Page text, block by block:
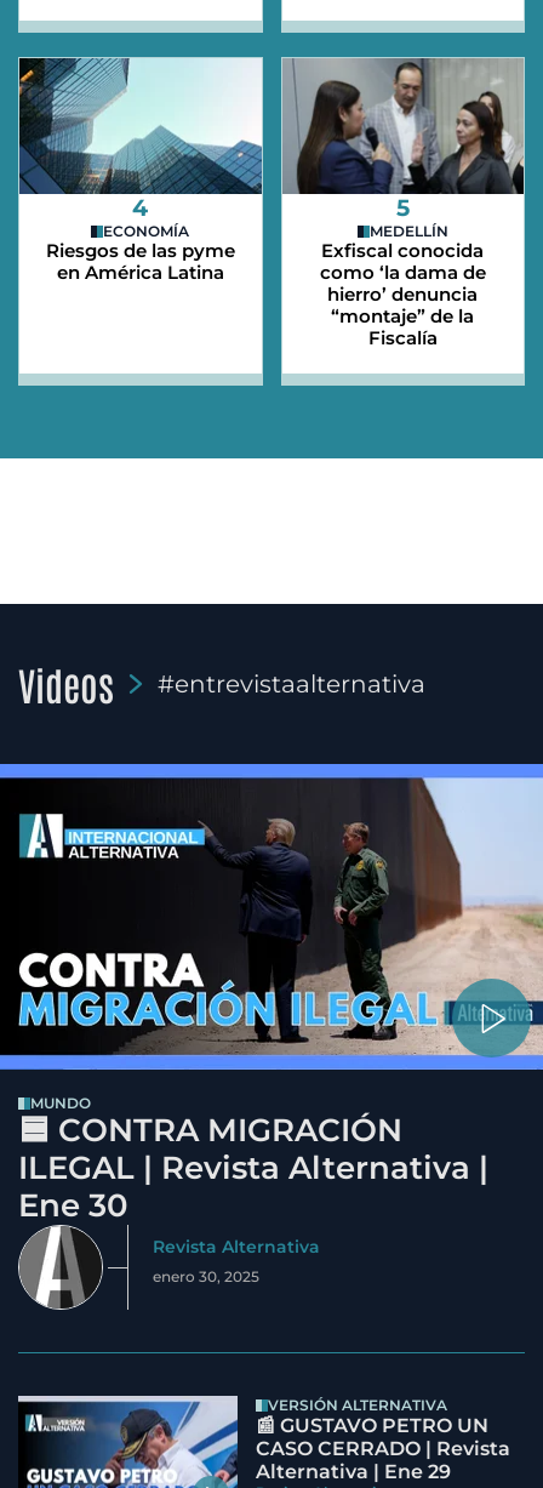
4
ECONOMÍA
Riesgos de las pyme
en América Latina
5
MEDELLÍN
Exfiscal conocida
como ‘la dama de
hierro’ denuncia
“montaje” de la
Fiscalía
Videos #entrevistaalternativa
MUNDO
🟦 CONTRA MIGRACIÓN
ILEGAL | Revista Alternativa |
Ene 30
Revista Alternativa
enero 30, 2025
VERSIÓN ALTERNATIVA
📰 GUSTAVO PETRO UN
CASO CERRADO | Revista
Alternativa | Ene 29